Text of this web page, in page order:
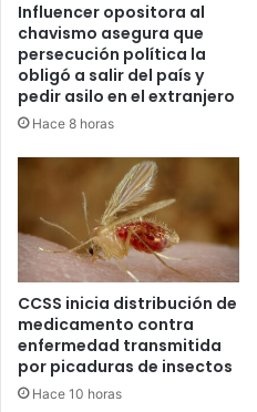
Influencer opositora al
chavismo asegura que
persecución política la
obligó a salir del país y
pedir asilo en el extranjero
Hace 8 horas
CCSS inicia distribución de
medicamento contra
enfermedad transmitida
por picaduras de insectos
Hace 10 horas